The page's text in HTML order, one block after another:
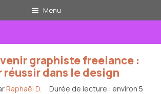
Menu
graphiste freelance :
réussir dans le design
Raphaël D. · Durée de lecture : environ 5